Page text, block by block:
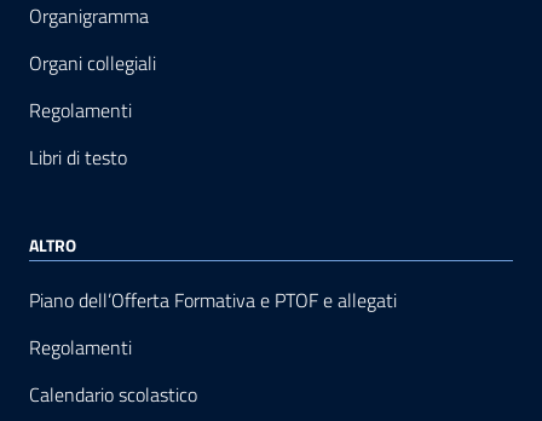
Organigramma
Organi collegiali
Regolamenti
Libri di testo
ALTRO
Piano dell’Offerta Formativa e PTOF e allegati
Regolamenti
Calendario scolastico